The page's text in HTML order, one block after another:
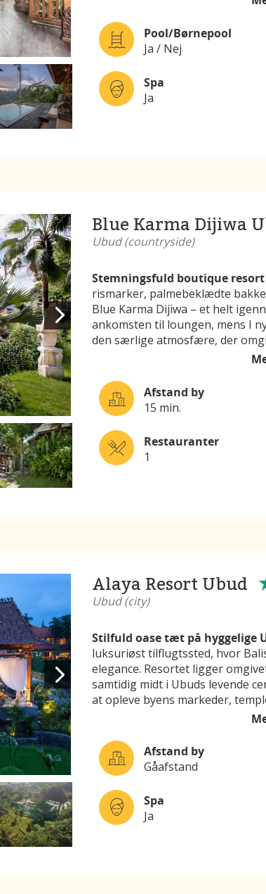
Pool/Børnepool
Ja / Nej
Spa
Ja
Blue Karma Dijiwa
Ubud (countryside)
Stemningsfuld boutique
rismarker, palmebeklædte
Blue Karma Dijiwa – et helt
ankomsten til loungen, mens I
den særlige atmosfære, der
Afstand by
15 min.
Restauranter
1
Alaya Resort Ubud
Ubud (city)
Stilfuld oase tæt på hyggelige
luksuriøst tilflugtssted, hvor
elegance. Resortet ligger
samtidig midt i Ubuds levende
at opleve byens markeder,
Afstand by
Gåafstand
Spa
Ja